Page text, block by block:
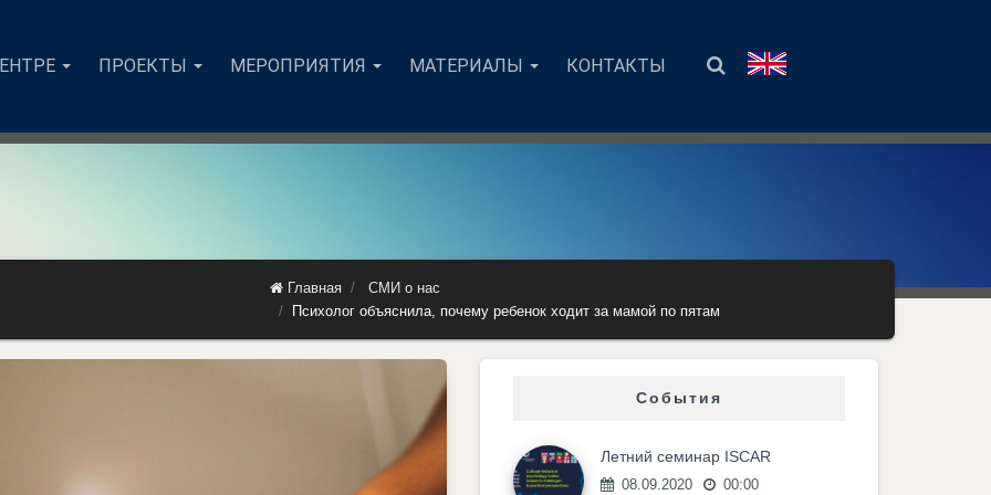
ПРОЕКТЫ МЕРОПРИЯТИЯ МАТЕРИАЛЫ КОНТАКТЫ
Главная
СМИ о нас
Психолог объяснила, почему ребенок ходит за мамой по пятам
События
Летний семинар ISCAR
08.09.2020 00:00